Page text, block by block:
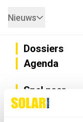
Nieuws
Dossiers
Agenda
Snel naar
Privacy